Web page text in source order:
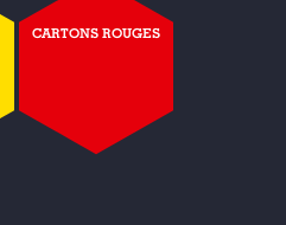
CARTONS ROUGES